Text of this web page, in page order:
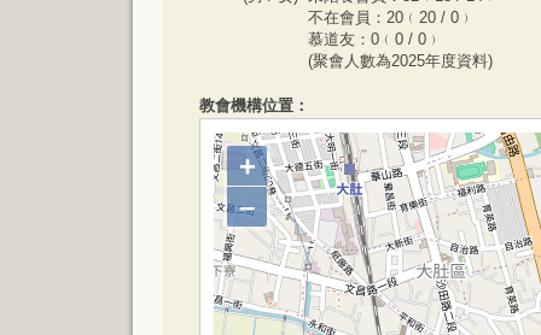
不在會員：20﹙20 / 0﹚
慕道友：0﹙0 / 0﹚
(聚會人數為2025年度資料)
教會機構位置：